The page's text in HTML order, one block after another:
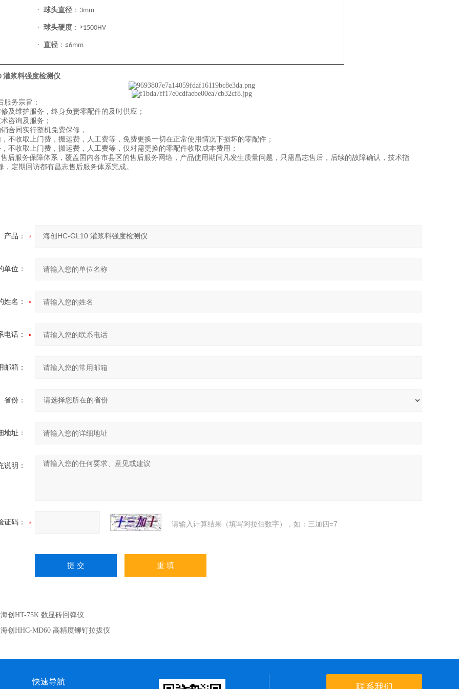
· 球头直径 ： 3mm
· 球头硬度 ： ≥1500HV
· 直径 ： ≤6mm
灌浆料强度检测仪
服务宗旨：
及维护服务，终身负责零配件的及时供应；
咨询及服务；
合同实行整机免费保修，
不收取上门费，搬运费，人工费等，免费更换一切在正常使用情况下损坏的零配件；
不收取上门费，搬运费，人工费等，仅对需更换的零配件收取成本费用；
后服务保障体系，覆盖国内各市县区的售后服务网络，产品使用期间凡发生质量问题，只需昌志售后，后续的故障确认，技术指
，定期回访都有昌志售后服务体系完成。
产品：
单位：
姓名：
电话：
邮箱：
省份：
地址：
说明：
证码： 请输入计算结果（填写阿拉伯数字），如：三加四=7
海创HT-75K 数显砖回弹仪
海创HHC-MD60 高精度铆钉拉拔仪
快速导航
联系我们